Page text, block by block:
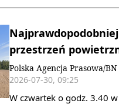
przestrzeń
Polska Agencja Prasowa/BN
2026-07-30, 09:25
W czwartek o godz. 3.40